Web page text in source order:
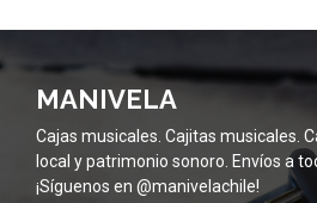
MANIVELA
Cajas musicales. Cajitas musicales.
local y patrimonio sonoro. Envíos a
¡Síguenos en @manivelachile!